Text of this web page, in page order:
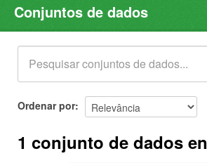
Conjuntos de dados
Organizações
Grupos
Sobre
Conjuntos de dados
Ordenar por
1 conjunto de dados